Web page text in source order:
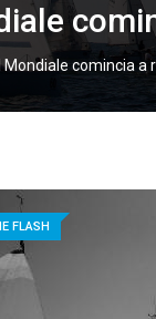
comincia a
FLASH